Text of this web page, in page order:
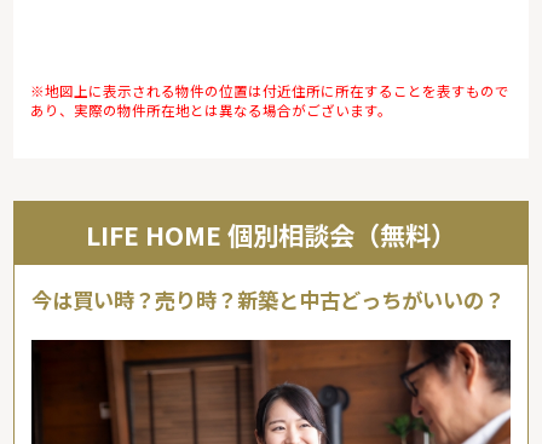
※地図上に表示される物件の位置は付近住所に所在することを表すもので
あり、実際の物件所在地とは異なる場合がございます。
LIFE HOME 個別相談会（無料）
今は買い時？売り時？新築と中古どっちがいいの？